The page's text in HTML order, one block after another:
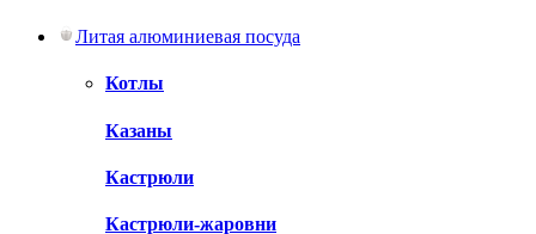
Литая алюминиевая посуда
Котлы
Казаны
Кастрюли
Кастрюли-жаровни